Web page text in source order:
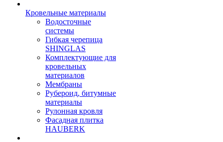
Кровельные материалы
Водосточные
системы
Гибкая черепица
SHINGLAS
Комплектующие для
кровельных
материалов
Мембраны
Рубероид, битумные
материалы
Рулонная кровля
Фасадная плитка
HAUBERK